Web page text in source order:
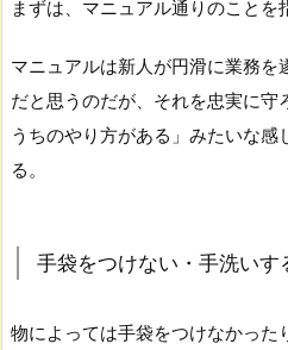
まずは、マニュアル通りのことを
マニュアルは新人が円滑に業務を
だと思うのだが、それを忠実に守
うちのやり方がある」みたいな感
る。
手袋をつけない・手洗いす
物によっては手袋をつけなかった